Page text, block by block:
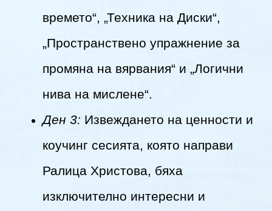
времето“, „Техника на Диски“,
„Пространствено упражнение за
промяна на вярвания“ и „Логични
нива на мислене“.
Ден 3: Извеждането на ценности и
коучинг сесията, която направи
Ралица Христова, бяха
изключително интересни и